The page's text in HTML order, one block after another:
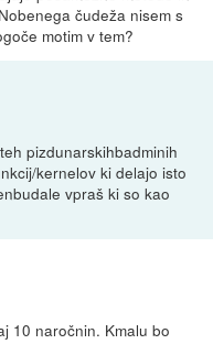
čudeža nisem s
motim v tem?
pizdunarskihbadminih
kernelov ki delajo isto
vpraš ki so kao
10 naročnin. Kmalu bo